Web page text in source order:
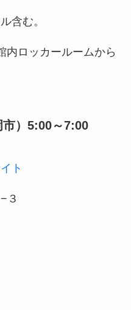
含む。
内ロッカールームから
）5:00～7:00
ト
３